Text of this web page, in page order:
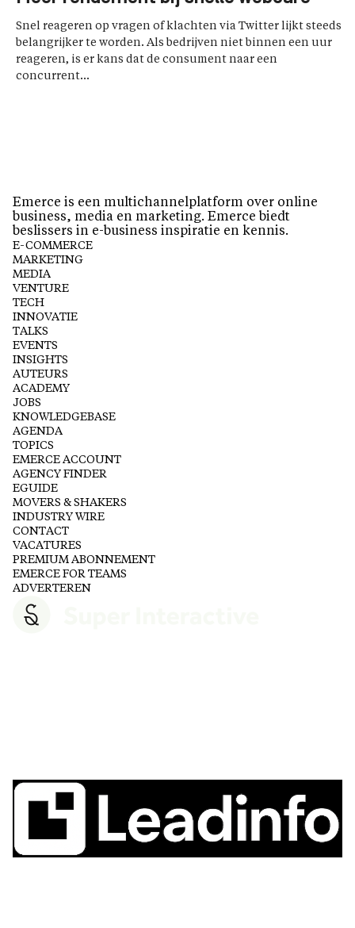
Snel reageren op vragen of klachten via Twitter lijkt steeds
belangrijker te worden. Als bedrijven niet binnen een uur
reageren, is er kans dat de consument naar een
concurrent...
Emerce is een multichannelplatform over online
business, media en marketing. Emerce biedt
beslissers in e-business inspiratie en kennis.
E-COMMERCE
MARKETING
MEDIA
VENTURE
TECH
INNOVATIE
TALKS
EVENTS
INSIGHTS
AUTEURS
ACADEMY
JOBS
KNOWLEDGEBASE
AGENDA
TOPICS
EMERCE ACCOUNT
AGENCY FINDER
EGUIDE
MOVERS & SHAKERS
INDUSTRY WIRE
CONTACT
VACATURES
PREMIUM ABONNEMENT
EMERCE FOR TEAMS
ADVERTEREN